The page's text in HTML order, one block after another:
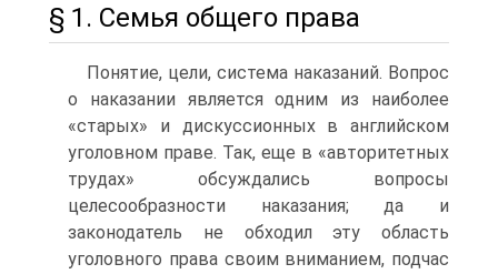
§ 1. Семья общего права
Понятие, цели, система наказаний. Вопрос
о наказании является одним из наиболее
«старых» и дискуссионных в английском
уголовном праве. Так, еще в «авторитетных
трудах» обсуждались вопросы
целесообразности наказания; да и
законодатель не обходил эту область
уголовного права своим вниманием, подчас